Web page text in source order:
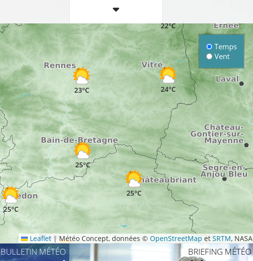
25°C
22°C
25°C
23°C 24°C
25°C
Temps
Vent
Leaflet |Météo Concept, données © OpenStreetMap et SRTM, NASA
BULLETIN MÉTÉO
BRIEFING MÉTÉO